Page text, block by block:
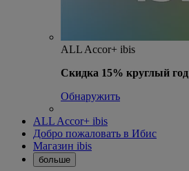
ALL Accor+ ibis
Скидка 15% круглый год
Обнаружить
ALL Accor+ ibis
Добро пожаловать в Ибис
Магазин ibis
больше